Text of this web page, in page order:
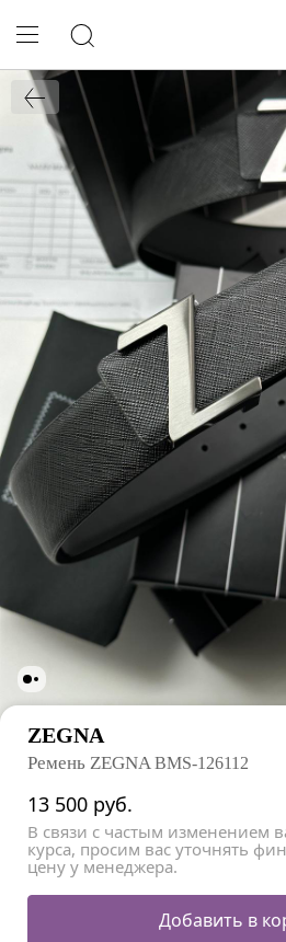
ZEGNA
Ремень ZEGNABMS-126112
13 500 руб.
В связи с частым изменением
курса, просим вас уточнять
цену у менеджера.
Добавить в